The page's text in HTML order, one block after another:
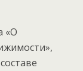
«О